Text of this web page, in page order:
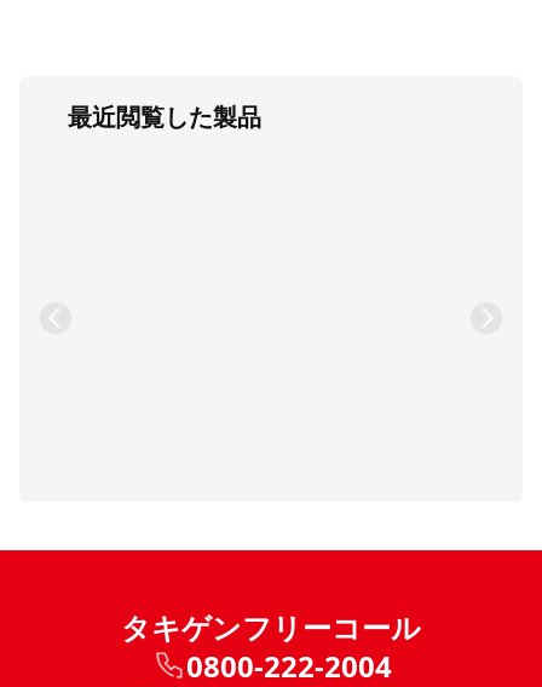
最近閲覧した製品
タキゲンフリーコール
0800-222-2004